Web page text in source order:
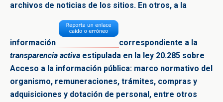
archivos de noticias de los sitios. En otros, a la
información
correspondiente a la
transparencia activa estipulada en la ley 20.285 sobre
Acceso a la información pública: marco normativo del
organismo, remuneraciones, trámites, compras y
adquisiciones y dotación de personal, entre otros